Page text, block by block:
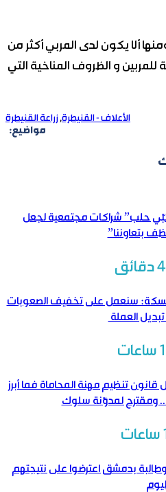
ألا يكون لدى المربي أكثر من
الصعبة للمربين و الظروف المناخية التي
الأعلاف - القنيطرة,زراعة القنيطرة
مواضيع:
حلب” شراكات مجتمعية لجعل
بتعاوننا”
سنعمل على تخفيف الصعوبات
العملة
قانون تنظيم مهنة المحاماة فما أبرز
ومقترح لمدوّنة سلوك
وطالبة بدمشق اعترضوا على نتيجتهم